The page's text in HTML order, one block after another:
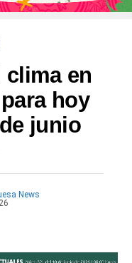
en
hoy
junio
News